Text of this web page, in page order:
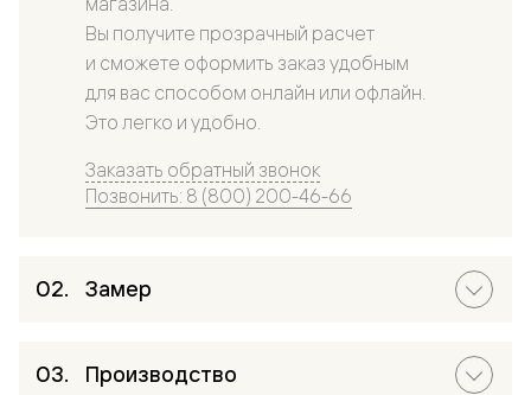
Вы получите прозрачный расчет
и сможете оформить заказ удобным
для вас способом онлайн или офлайн.
Это легко и удобно.
Заказать обратный звонок
Позвонить: 8 (800) 200-46-66
Замер
Производство